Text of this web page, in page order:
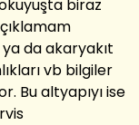
biraz
da akaryakıt
vb bilgiler
Bu altyapıyı ise